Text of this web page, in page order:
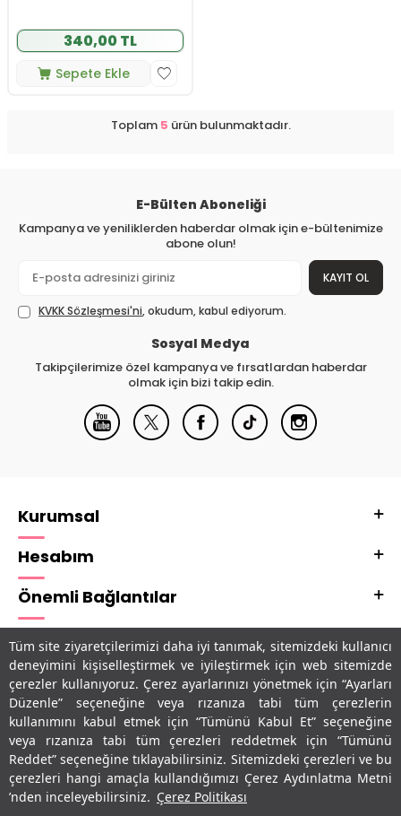
Tüm site ziyaretçilerimizi daha iyi tanımak, sitemizdeki kullanıcı
deneyimini kişiselleştirmek ve iyileştirmek için web sitemizde
çerezler kullanıyoruz. Çerez ayarlarınızı yönetmek için “Ayarları
Düzenle” seçeneğine veya rızanıza tabi tüm çerezlerin
kullanımını kabul etmek için “Tümünü Kabul Et” seçeneğine
veya rızanıza tabi tüm çerezleri reddetmek için “Tümünü
Reddet” seçeneğine tıklayabilirsiniz. Sitemizdeki çerezleri ve bu
çerezleri hangi amaçla kullandığımızı Çerez Aydınlatma Metni
’nden inceleyebilirsiniz. Çerez Politikası
340,00 TL
Sepete Ekle
Toplam 5 ürün bulunmaktadır.
E-Bülten Aboneliği
Kampanya ve yeniliklerden haberdar olmak için e-bültenimize
abone olun!
KAYIT OL
KVKK Sözleşmesi'ni, okudum, kabul ediyorum.
Sosyal Medya
Takipçilerimize özel kampanya ve fırsatlardan haberdar
olmak için bizi takip edin.
Kurumsal
Hesabım
Önemli Bağlantılar
Adres & İletişim
Uygulamalarımız